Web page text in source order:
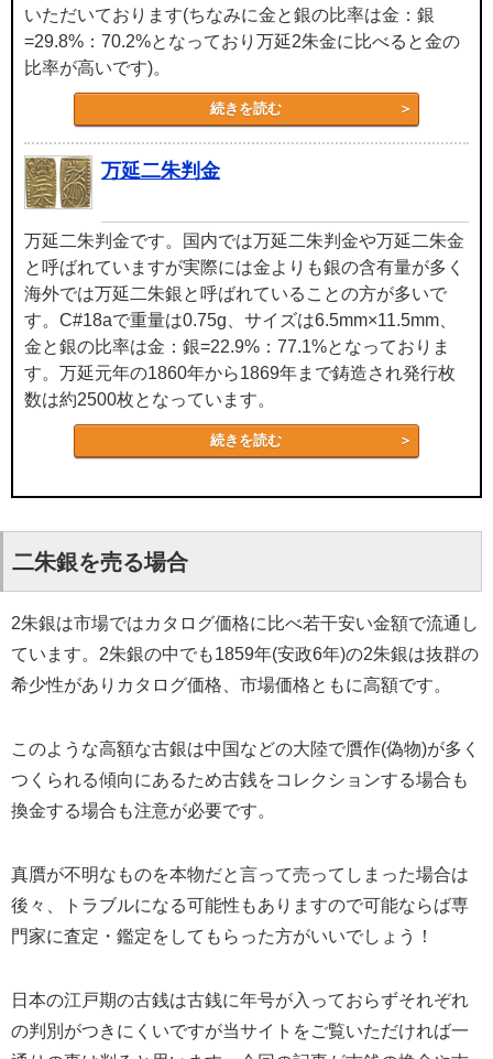
いただいております(ちなみに金と銀の比率は金：銀
=29.8%：70.2%となっており万延2朱金に比べると金の
比率が高いです)。
続きを読む
万延二朱判金
万延二朱判金です。国内では万延二朱判金や万延二朱金
と呼ばれていますが実際には金よりも銀の含有量が多く
海外では万延二朱銀と呼ばれていることの方が多いで
す。C#18aで重量は0.75g、サイズは6.5mm×11.5mm、
金と銀の比率は金：銀=22.9%：77.1%となっておりま
す。万延元年の1860年から1869年まで鋳造され発行枚
数は約2500枚となっています。
続きを読む
二朱銀を売る場合
2朱銀は市場ではカタログ価格に比べ若干安い金額で流通し
ています。2朱銀の中でも1859年(安政6年)の2朱銀は抜群の
希少性がありカタログ価格、市場価格ともに高額です。
このような高額な古銀は中国などの大陸で贋作(偽物)が多く
つくられる傾向にあるため古銭をコレクションする場合も
換金する場合も注意が必要です。
真贋が不明なものを本物だと言って売ってしまった場合は
後々、トラブルになる可能性もありますので可能ならば専
門家に査定・鑑定をしてもらった方がいいでしょう！
日本の江戸期の古銭は古銭に年号が入っておらずそれぞれ
の判別がつきにくいですが当サイトをご覧いただければ一